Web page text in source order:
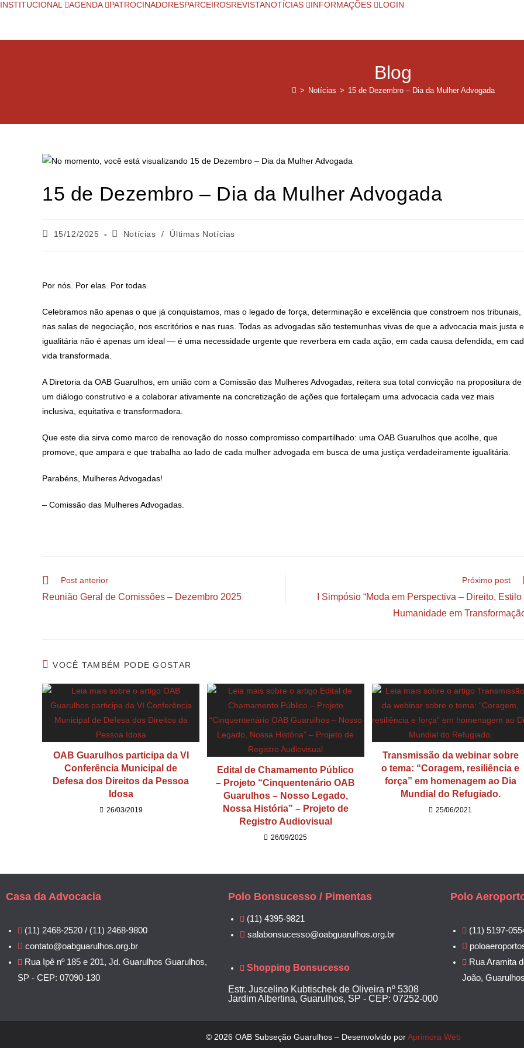
INSTITUCIONAL AGENDA PATROCINADORESPARCEIROSREVISTANOTÍCIAS INFORMAÇÕES LOGIN
Blog
> Notícias > 15 de Dezembro – Dia da Mulher Advogada
15 de Dezembro – Dia da Mulher Advogada
15/12/2025 Notícias / Últimas Notícias
Por nós. Por elas. Por todas.
Celebramos não apenas o que já conquistamos, mas o legado de força, determinação e excelência que constroem nos tribunais,
nas salas de negociação, nos escritórios e nas ruas. Todas as advogadas são testemunhas vivas de que a advocacia mais justa e
igualitária não é apenas um ideal — é uma necessidade urgente que reverbera em cada ação, em cada causa defendida, em
vida transformada.
A Diretoria da OAB Guarulhos, em união com a Comissão das Mulheres Advogadas, reitera sua total convicção na propositura de
um diálogo construtivo e a colaborar ativamente na concretização de ações que fortaleçam uma advocacia cada vez mais
inclusiva, equitativa e transformadora.
Que este dia sirva como marco de renovação do nosso compromisso compartilhado: uma OAB Guarulhos que acolhe, que
promove, que ampara e que trabalha ao lado de cada mulher advogada em busca de uma justiça verdadeiramente igualitária.
Parabéns, Mulheres Advogadas!
– Comissão das Mulheres Advogadas.
Post anterior
Reunião Geral de Comissões – Dezembro 2025
Próximo post
I Simpósio “Moda em Perspectiva – Direito, Estilo
Humanidade em
VOCÊ TAMBÉM PODE GOSTAR
OAB Guarulhos participa da VI
Conferência Municipal de
Defesa dos Direitos da Pessoa
Idosa
26/03/2019
Edital de Chamamento Público
– Projeto “Cinquentenário OAB
Guarulhos – Nosso Legado,
Nossa História” – Projeto de
Registro Audiovisual
26/09/2025
Transmissão da webinar sobre
o tema: “Coragem, resiliência e
força” em homenagem ao Dia
Mundial do Refugiado.
25/06/2021
Casa da Advocacia
(11) 2468-2520 / (11) 2468-9800
contato@oabguarulhos.org.br
Rua Ipê nº 185 e 201, Jd. Guarulhos Guarulhos,
SP - CEP: 07090-130
Polo Bonsucesso / Pimentas
(11) 4395-9821
salabonsucesso@oabguarulhos.org.br
Shopping Bonsucesso
Estr. Juscelino Kubtischek de Oliveira nº 5308
Jardim Albertina, Guarulhos, SP - CEP: 07252-000
Polo
(11) 5197-
Rua Aramita
João,
© 2026 OAB Subseção Guarulhos – Desenvolvido porAprimora Web